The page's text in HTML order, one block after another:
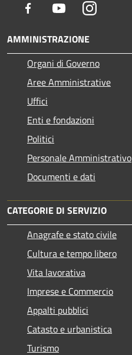
Facebook YoutubeInstagram
AMMINISTRAZIONE
Organi di Governo
Aree Amministrative
Uffici
Enti e fondazioni
Politici
Personale Amministrativo
Documenti e dati
CATEGORIE DI SERVIZIO
Anagrafe e stato civile
Cultura e tempo libero
Vita lavorativa
Imprese e Commercio
Appalti pubblici
Catasto e urbanistica
Turismo